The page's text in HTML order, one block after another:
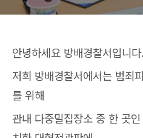
안녕하세요 방배경찰서입니다.
저희 방배경찰서에서는 범죄
를 위해
관내 다중밀집장소 중 한 곳